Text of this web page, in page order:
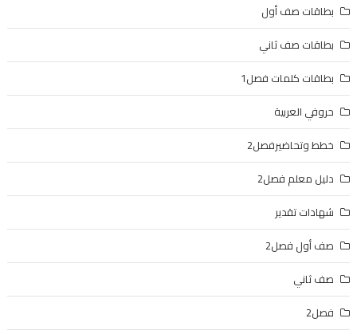
بطاقات صف أول
بطاقات صف ثاني
بطاقات كلمات فصل1
حروفي العربية
خطط وتحاضيرفصل2
دليل معلم فصل2
شهادات تقدير
صف أول فصل2
صف ثاني
فصل2